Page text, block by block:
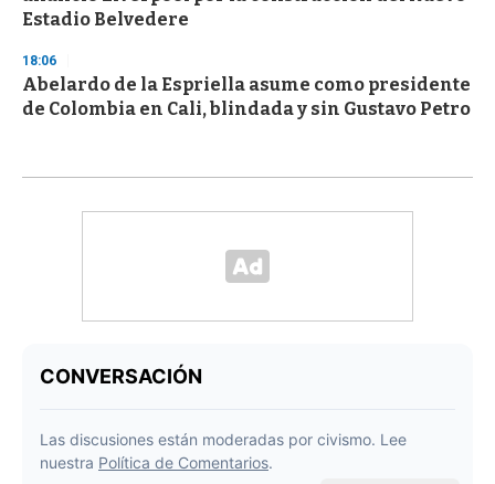
Estadio Belvedere
18:06
Abelardo de la Espriella asume como presidente
de Colombia en Cali, blindada y sin Gustavo Petro